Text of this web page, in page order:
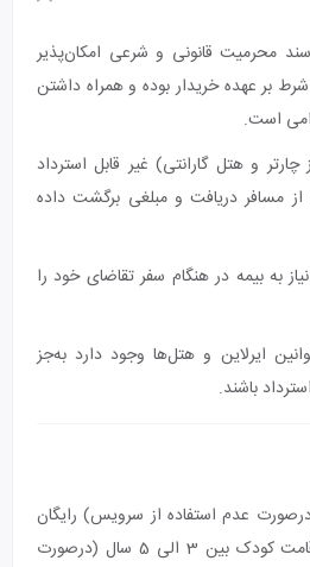
محرمیت قانونی و شرعی امکان‌پذیر
بر عهده خریدار بوده و همراه داشتن
است.
چارتر و هتل گارانتی) غیر قابل استرداد
مسافر دریافت و مبلغی برگشت داده
به بیمه در هنگام سفر تقاضای خود را
ایرلاین و هتل‌ها وجود دارد به‌جز
باشند.
زیر 3 سال (درصورت عدم استفاده از سرویس) رایگان
می‌باشد و بازه سنی برای اقامت کودک بین 3 الی 5 سال (درصورت